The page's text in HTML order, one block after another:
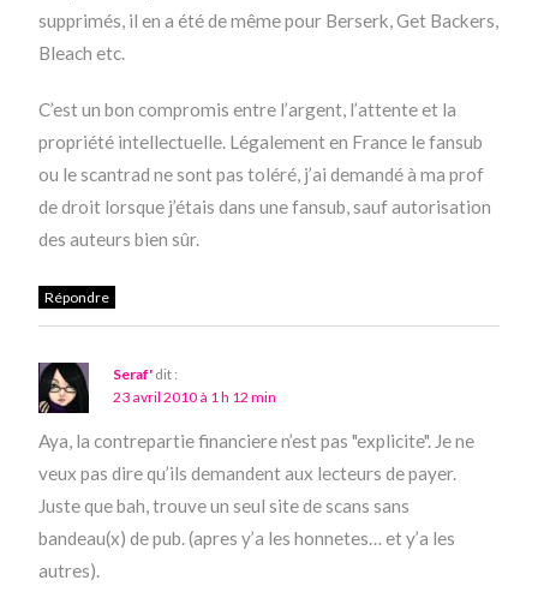
supprimés, il en a été de même pour Berserk, Get Backers,
Bleach etc.
C’est un bon compromis entre l’argent, l’attente et la
propriété intellectuelle. Légalement en France le fansub
ou le scantrad ne sont pas toléré, j’ai demandé à ma prof
de droit lorsque j’étais dans une fansub, sauf autorisation
des auteurs bien sûr.
Répondre
Seraf' dit :
23 avril 2010 à 1 h 12 min
Aya, la contrepartie financiere n’est pas "explicite". Je ne
veux pas dire qu’ils demandent aux lecteurs de payer.
Juste que bah, trouve un seul site de scans sans
bandeau(x) de pub. (apres y’a les honnetes… et y’a les
autres).